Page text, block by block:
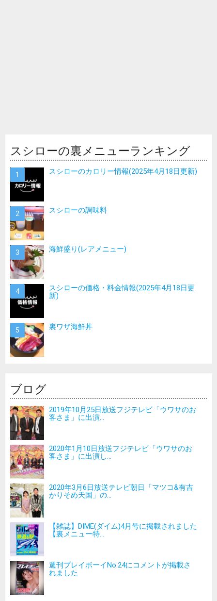
スシローの裏メニューランキング
スシローのカロリー情報(2025年4月18日更新)
スシローの調味料
海鮮盛り(レアメニュー)
スシローの価格・料金情報(2025年4月18日更
新)
裏ワザ海鮮丼
ブログ
2019年10月25日放送フジテレビ「ウワサのお
客さま」に出演...
2020年1月10日放送フジテレビ「ウワサのお
客さま」に出演し...
2020年3月6日放送テレビ朝日「マツコ&有吉
かりそめ天国」の...
【雑誌】DIME(ダイム)4月号に掲載されました
【裏メニュー特...
週刊プレイボーイNo.24にコメントが掲載さ
れました